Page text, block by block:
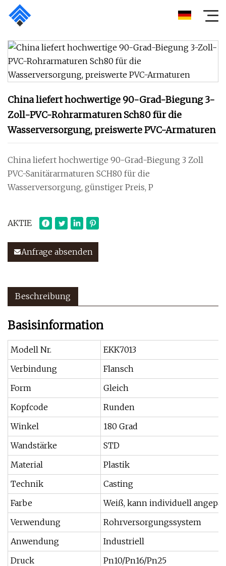
China liefert hochwertige 90-Grad-Biegung 3-
Zoll-PVC-Rohrarmaturen Sch80 für die
Wasserversorgung, preiswerte PVC-Armaturen
China liefert hochwertige 90-Grad-Biegung 3 Zoll
PVC-Sanitärarmaturen SCH80 für die
Wasserversorgung, günstiger Preis, P
AKTIE
Anfrage absenden
Beschreibung
Basisinformation
Modell Nr.
EKK7013
Verbindung
Flansch
Form
Gleich
Kopfcode
Runden
Winkel
180 Grad
Wandstärke
STD
Material
Plastik
Technik
Casting
Farbe
Weiß, kann individuell
Verwendung
Rohrversorgungssystem
Anwendung
Industriell
Druck
Pn10/Pn16/Pn25